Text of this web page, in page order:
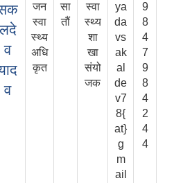
व
व
जन
स्वा
स्थ्य
अधि
कृत
सा
तौं
स्वा
स्थ्य
शा
खा
संयो
जक
ya
da
vs
ak
al
de
v7
8{
at}
g
m
ail
9
8
4
7
9
8
4
2
4
4